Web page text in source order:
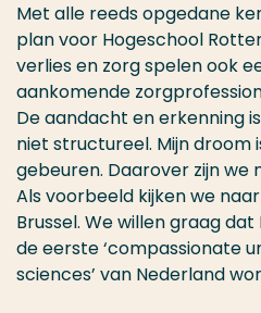
Met alle reeds opgedane
plan voor Hogeschool
verlies en zorg spelen ook
aankomende
De aandacht en erkenning
niet structureel. Mijn droom
gebeuren. Daarover zijn we
Als voorbeeld kijken we
Brussel. We willen graag
de eerste ‘compassionate
sciences’ van Nederland